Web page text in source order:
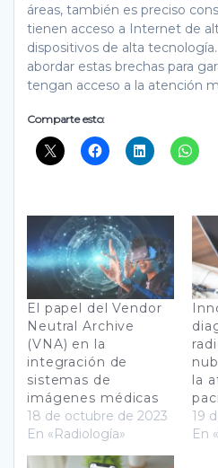
áreas, también es preciso
tienen acceso a Internet de
dispositivos de alta
abordar estas brechas para
tengan acceso a la atención
Comparte esto:
El papel del Vendor
Neutral Archive
(VNA) en la
integración de
sistemas de
imágenes médicas
18 de octubre de 2023
En «Radiología»
la
19
En